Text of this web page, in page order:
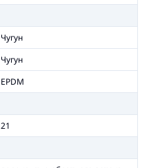
Чугун
Чугун
EPDM
21